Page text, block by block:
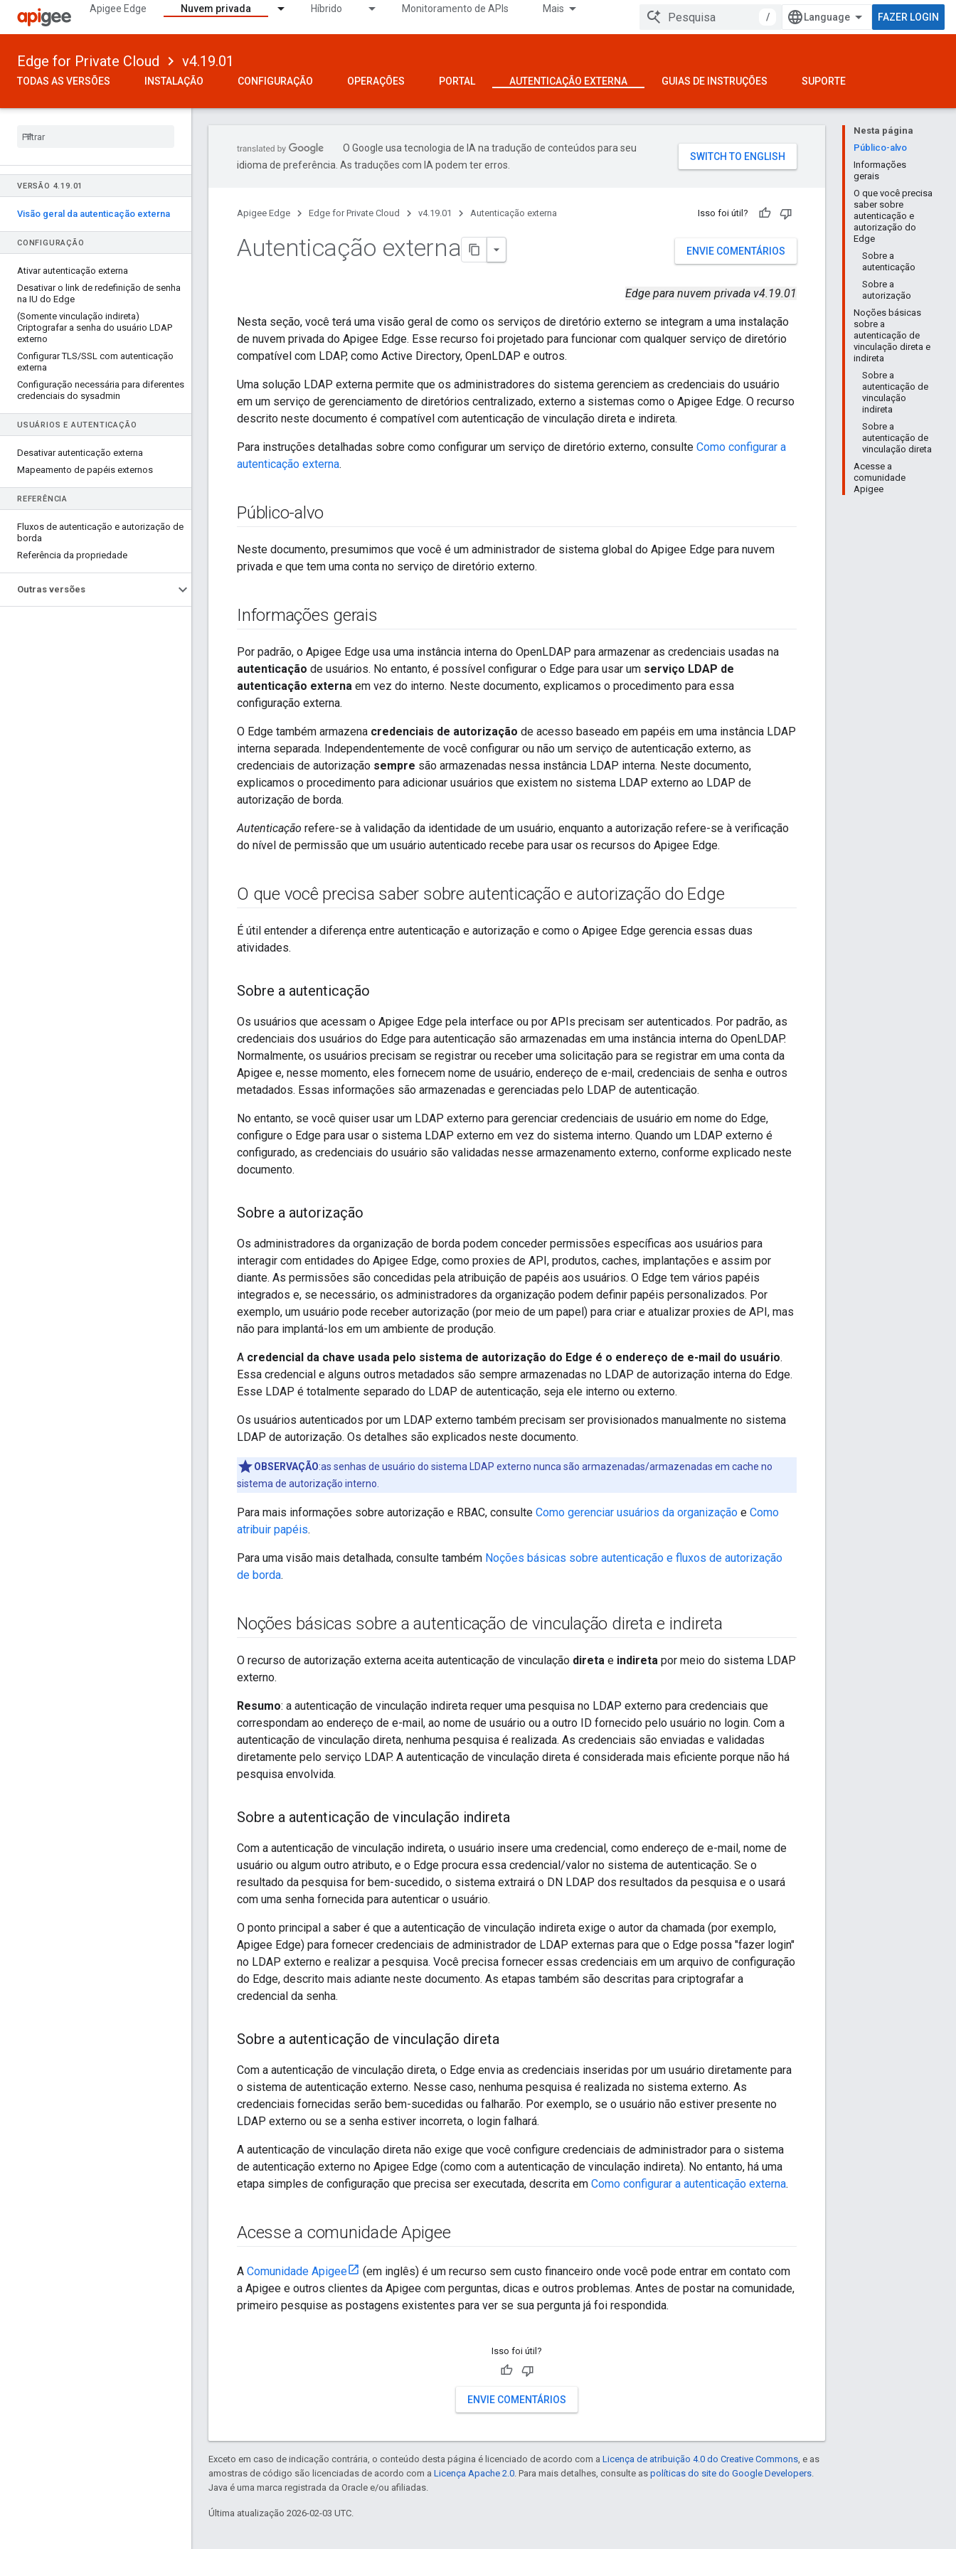
Apigee Edge Nuvem privada Híbrido Monitoramento de APIs Mais
/ FAZER LOGIN
Edge for Private Cloud v4.19.01
TODAS AS VERSÕES INSTALAÇÃO CONFIGURAÇÃO OPERAÇÕES PORTAL AUTENTICAÇÃO EXTERNA GUIAS DE INSTRUÇÕES SUPORTE
VERSÃO 4.19.01
Visão geral da autenticação externa
CONFIGURAÇÃO
Ativar autenticação externa
Desativar o link de redefinição de senha
na IU do Edge
(Somente vinculação indireta)
Criptografar a senha do usuário LDAP
externo
Configurar TLS/SSL com autenticação
externa
Configuração necessária para diferentes
credenciais do sysadmin
USUÁRIOS E AUTENTICAÇÃO
Desativar autenticação externa
Mapeamento de papéis externos
REFERÊNCIA
Fluxos de autenticação e autorização de
borda
Referência da propriedade
Outras versões
Nesta página
Público-alvo
Informações
gerais
O que você precisa
saber sobre
autenticação e
autorização do
Edge
Sobre a
autenticação
Sobre a
autorização
Noções básicas
sobre a
autenticação de
vinculação direta e
indireta
Sobre a
autenticação de
vinculação
indireta
Sobre a
autenticação de
vinculação direta
Acesse a
comunidade
Apigee
O Google usa tecnologia de IA na tradução de conteúdos para seu
idioma de preferência. As traduções com IA podem ter erros.
Apigee Edge Edge for Private Cloud v4.19.01 Autenticação externa Isso foi útil?
ENVIE COMENTÁRIOS
Autenticação externa
Edge para nuvem privada v4.19.01
Nesta seção, você terá uma visão geral de como os serviços de diretório externo se integram a uma instalação
de nuvem privada do Apigee Edge. Esse recurso foi projetado para funcionar com qualquer serviço de diretório
compatível com LDAP, como Active Directory, OpenLDAP e outros.
Uma solução LDAP externa permite que os administradores do sistema gerenciem as credenciais do usuário
em um serviço de gerenciamento de diretórios centralizado, externo a sistemas como o Apigee Edge. O recurso
descrito neste documento é compatível com autenticação de vinculação direta e indireta.
Para instruções detalhadas sobre como configurar um serviço de diretório externo, consulte Como configurar a
autenticação externa.
Público-alvo
Neste documento, presumimos que você é um administrador de sistema global do Apigee Edge para nuvem
privada e que tem uma conta no serviço de diretório externo.
Informações gerais
Por padrão, o Apigee Edge usa uma instância interna do OpenLDAP para armazenar as credenciais usadas na
autenticação de usuários. No entanto, é possível configurar o Edge para usar um serviço LDAP de
autenticação externa em vez do interno. Neste documento, explicamos o procedimento para essa
configuração externa.
O Edge também armazena credenciais de autorização de acesso baseado em papéis em uma instância LDAP
interna separada. Independentemente de você configurar ou não um serviço de autenticação externo, as
credenciais de autorização sempre são armazenadas nessa instância LDAP interna. Neste documento,
explicamos o procedimento para adicionar usuários que existem no sistema LDAP externo ao LDAP de
autorização de borda.
Autenticação refere-se à validação da identidade de um usuário, enquanto a autorização refere-se à verificação
do nível de permissão que um usuário autenticado recebe para usar os recursos do Apigee Edge.
O que você precisa saber sobre autenticação e autorização do Edge
É útil entender a diferença entre autenticação e autorização e como o Apigee Edge gerencia essas duas
atividades.
Sobre a autenticação
Os usuários que acessam o Apigee Edge pela interface ou por APIs precisam ser autenticados. Por padrão, as
credenciais dos usuários do Edge para autenticação são armazenadas em uma instância interna do OpenLDAP.
Normalmente, os usuários precisam se registrar ou receber uma solicitação para se registrar em uma conta da
Apigee e, nesse momento, eles fornecem nome de usuário, endereço de e-mail, credenciais de senha e outros
metadados. Essas informações são armazenadas e gerenciadas pelo LDAP de autenticação.
No entanto, se você quiser usar um LDAP externo para gerenciar credenciais de usuário em nome do Edge,
configure o Edge para usar o sistema LDAP externo em vez do sistema interno. Quando um LDAP externo é
configurado, as credenciais do usuário são validadas nesse armazenamento externo, conforme explicado neste
documento.
Sobre a autorização
Os administradores da organização de borda podem conceder permissões específicas aos usuários para
interagir com entidades do Apigee Edge, como proxies de API, produtos, caches, implantações e assim por
diante. As permissões são concedidas pela atribuição de papéis aos usuários. O Edge tem vários papéis
integrados e, se necessário, os administradores da organização podem definir papéis personalizados. Por
exemplo, um usuário pode receber autorização (por meio de um papel) para criar e atualizar proxies de API, mas
não para implantá-los em um ambiente de produção.
A credencial da chave usada pelo sistema de autorização do Edge é o endereço de e-mail do usuário.
Essa credencial e alguns outros metadados são sempre armazenadas no LDAP de autorização interna do Edge.
Esse LDAP é totalmente separado do LDAP de autenticação, seja ele interno ou externo.
Os usuários autenticados por um LDAP externo também precisam ser provisionados manualmente no sistema
LDAP de autorização. Os detalhes são explicados neste documento.
OBSERVAÇÃO:as senhas de usuário do sistema LDAP externo nunca são armazenadas/armazenadas em cache no
sistema de autorização interno.
Para mais informações sobre autorização e RBAC, consulte Como gerenciar usuários da organização e Como
atribuir papéis.
Para uma visão mais detalhada, consulte também Noções básicas sobre autenticação e fluxos de autorização
de borda.
Noções básicas sobre a autenticação de vinculação direta e indireta
O recurso de autorização externa aceita autenticação de vinculação direta e indireta por meio do sistema LDAP
externo.
Resumo: a autenticação de vinculação indireta requer uma pesquisa no LDAP externo para credenciais que
correspondam ao endereço de e-mail, ao nome de usuário ou a outro ID fornecido pelo usuário no login. Com a
autenticação de vinculação direta, nenhuma pesquisa é realizada. As credenciais são enviadas e validadas
diretamente pelo serviço LDAP. A autenticação de vinculação direta é considerada mais eficiente porque não há
pesquisa envolvida.
Sobre a autenticação de vinculação indireta
Com a autenticação de vinculação indireta, o usuário insere uma credencial, como endereço de e-mail, nome de
usuário ou algum outro atributo, e o Edge procura essa credencial/valor no sistema de autenticação. Se o
resultado da pesquisa for bem-sucedido, o sistema extrairá o DN LDAP dos resultados da pesquisa e o usará
com uma senha fornecida para autenticar o usuário.
O ponto principal a saber é que a autenticação de vinculação indireta exige o autor da chamada (por exemplo,
Apigee Edge) para fornecer credenciais de administrador de LDAP externas para que o Edge possa "fazer login"
no LDAP externo e realizar a pesquisa. Você precisa fornecer essas credenciais em um arquivo de configuração
do Edge, descrito mais adiante neste documento. As etapas também são descritas para criptografar a
credencial da senha.
Sobre a autenticação de vinculação direta
Com a autenticação de vinculação direta, o Edge envia as credenciais inseridas por um usuário diretamente para
o sistema de autenticação externo. Nesse caso, nenhuma pesquisa é realizada no sistema externo. As
credenciais fornecidas serão bem-sucedidas ou falharão. Por exemplo, se o usuário não estiver presente no
LDAP externo ou se a senha estiver incorreta, o login falhará.
A autenticação de vinculação direta não exige que você configure credenciais de administrador para o sistema
de autenticação externo no Apigee Edge (como com a autenticação de vinculação indireta). No entanto, há uma
etapa simples de configuração que precisa ser executada, descrita em Como configurar a autenticação externa.
Acesse a comunidade Apigee
A Comunidade Apigee
(em inglês) é um recurso sem custo financeiro onde você pode entrar em contato com
a Apigee e outros clientes da Apigee com perguntas, dicas e outros problemas. Antes de postar na comunidade,
primeiro pesquise as postagens existentes para ver se sua pergunta já foi respondida.
Isso foi útil?
ENVIE COMENTÁRIOS
Exceto em caso de indicação contrária, o conteúdo desta página é licenciado de acordo com a Licença de atribuição 4.0 do Creative Commons, e as
amostras de código são licenciadas de acordo com a Licença Apache 2.0. Para mais detalhes, consulte as políticas do site do Google Developers.
Java é uma marca registrada da Oracle e/ou afiliadas.
Última atualização 2026-02-03 UTC.